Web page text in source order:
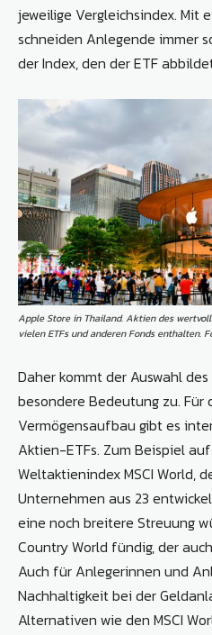
jeweilige Vergleichsindex. Mit
schneiden Anlegende immer
der Index, den der ETF
Apple Store in Thailand. Aktien des
vielen ETFs und anderen Fonds enthalten.
Daher kommt der Auswahl
besondere Bedeutung zu.
Vermögensaufbau gibt es
Aktien-ETFs. Zum Beispiel
Weltaktienindex MSCI World,
Unternehmen aus 23
eine noch breitere Streuung
Country World fündig, der
Auch für Anlegerinnen und
Nachhaltigkeit bei der
Alternativen wie den MSCI